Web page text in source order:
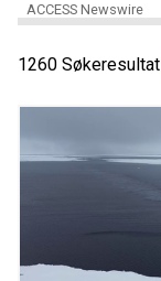
ACCESS Newswire
1260 Søkeresultat